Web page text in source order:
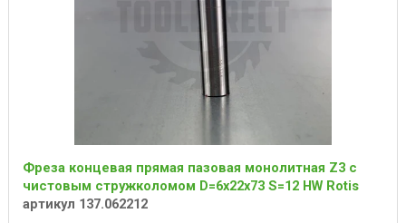
Фреза концевая прямая пазовая монолитная Z3 с
чистовым стружколомом D=6x22x73 S=12 HW Rotis
артикул 137.062212